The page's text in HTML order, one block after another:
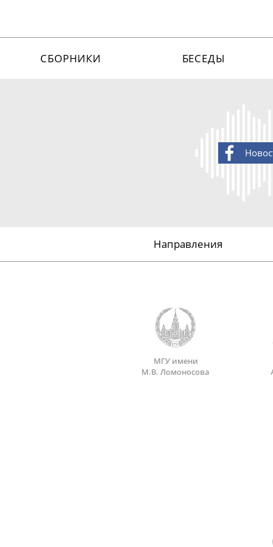
СБОРНИКИ БЕСЕДЫ
Направления
МГУ имени
М.В. Ломоносова